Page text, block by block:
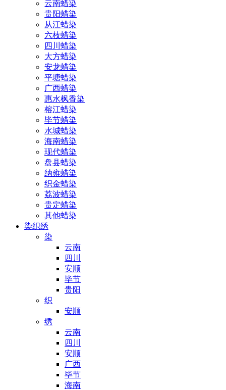
云南蜡染
贵阳蜡染
从江蜡染
六枝蜡染
四川蜡染
大方蜡染
安龙蜡染
平塘蜡染
广西蜡染
惠水枫香染
榕江蜡染
毕节蜡染
水城蜡染
海南蜡染
现代蜡染
盘县蜡染
纳雍蜡染
织金蜡染
荔波蜡染
贵定蜡染
其他蜡染
染织绣
染
云南
四川
安顺
毕节
贵阳
织
安顺
绣
云南
四川
安顺
广西
毕节
海南